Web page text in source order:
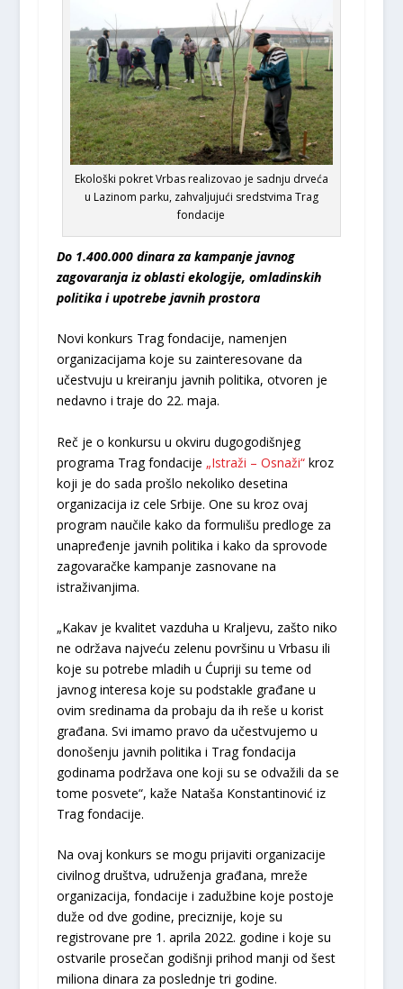
Ekološki pokret Vrbas realizovao je sadnju drveća
u Lazinom parku, zahvaljujući sredstvima Trag
fondacije
Do 1.400.000 dinara za kampanje javnog
zagovaranja iz oblasti ekologije, omladinskih
politika i upotrebe javnih prostora
Novi konkurs Trag fondacije, namenjen
organizacijama koje su zainteresovane da
učestvuju u kreiranju javnih politika, otvoren je
nedavno i traje do 22. maja.
Reč je o konkursu u okviru dugogodišnjeg
programa Trag fondacije „Istraži – Osnaži“kroz
koji je do sada prošlo nekoliko desetina
organizacija iz cele Srbije. One su kroz ovaj
program naučile kako da formulišu predloge za
unapređenje javnih politika i kako da sprovode
zagovaračke kampanje zasnovane na
istraživanjima.
„Kakav je kvalitet vazduha u Kraljevu, zašto niko
ne održava najveću zelenu površinu u Vrbasu ili
koje su potrebe mladih u Ćupriji su teme od
javnog interesa koje su podstakle građane u
ovim sredinama da probaju da ih reše u korist
građana. Svi imamo pravo da učestvujemo u
donošenju javnih politika i Trag fondacija
godinama podržava one koji su se odvažili da se
tome posvete“, kaže Nataša Konstantinović iz
Trag fondacije.
Na ovaj konkurs se mogu prijaviti organizacije
civilnog društva, udruženja građana, mreže
organizacija, fondacije i zadužbine koje postoje
duže od dve godine, preciznije, koje su
registrovane pre 1. aprila 2022. godine i koje su
ostvarile prosečan godišnji prihod manji od šest
miliona dinara za poslednje tri godine.